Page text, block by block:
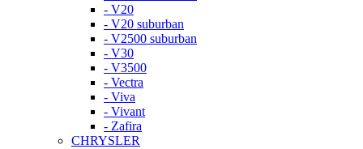
- V20
- V20 suburban
- V2500 suburban
- V30
- V3500
- Vectra
- Viva
- Vivant
- Zafira
CHRYSLER